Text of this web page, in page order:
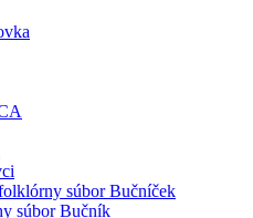
súbor Bučníček
súbor Bučník